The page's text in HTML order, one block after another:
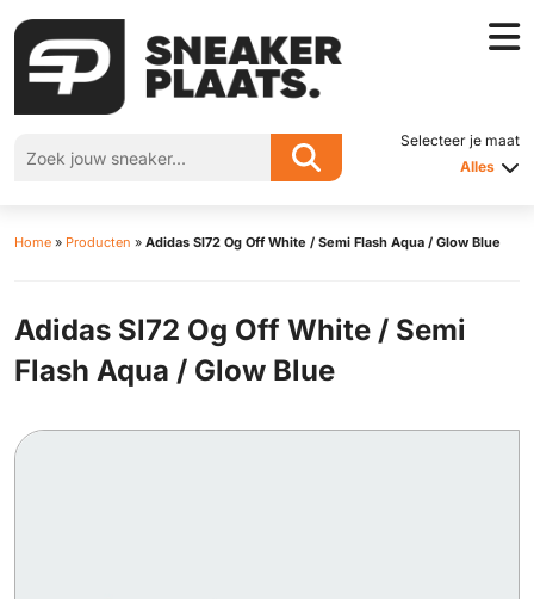
Selecteer je maat
Alles
Home » Producten » Adidas Sl72 Og Off White / Semi Flash Aqua / Glow Blue
Adidas Sl72 Og Off White / Semi
Flash Aqua / Glow Blue